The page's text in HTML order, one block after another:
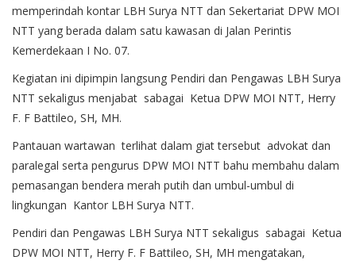
memperindah kontar LBH Surya NTT dan Sekertariat DPW MOI
NTT yang berada dalam satu kawasan di Jalan Perintis
Kemerdekaan I No. 07.
Kegiatan ini dipimpin langsung Pendiri dan Pengawas LBH Surya
NTT sekaligus menjabat sabagai Ketua DPW MOI NTT, Herry
F. F Battileo, SH, MH.
Pantauan wartawan terlihat dalam giat tersebut advokat dan
paralegal serta pengurus DPW MOI NTT bahu membahu dalam
pemasangan bendera merah putih dan umbul-umbul di
lingkungan Kantor LBH Surya NTT.
Pendiri dan Pengawas LBH Surya NTT sekaligus sabagai Ketua
DPW MOI NTT, Herry F. F Battileo, SH, MH mengatakan,